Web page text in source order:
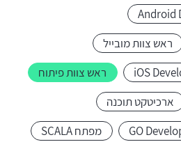
Android
ראש צוות מובייל
iOS
ראש צוות פיתוח
ארכיטקט תוכנה
GO
מפתח SCALA